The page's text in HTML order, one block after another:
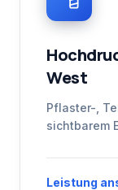
West
Pflaster-,
sichtbarem
Leistung